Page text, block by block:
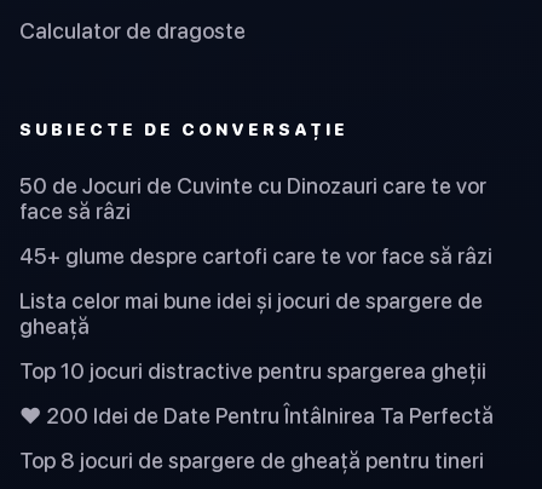
Calculator de dragoste
SUBIECTE DE CONVERSAȚIE
50 de Jocuri de Cuvinte cu Dinozauri care te vor
face să râzi
45+ glume despre cartofi care te vor face să râzi
Lista celor mai bune idei și jocuri de spargere de
gheață
Top 10 jocuri distractive pentru spargerea gheții
❤️ 200 Idei de Date Pentru Întâlnirea Ta Perfectă
Top 8 jocuri de spargere de gheață pentru tineri